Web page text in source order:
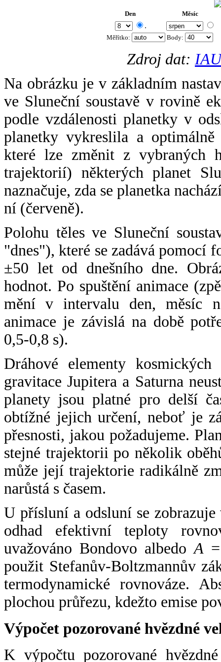
Den Měsíc
.
Měřítko: Body:
Zdroj dat:
Na obrázku je v základním
ve Sluneční soustavě v rovině
podle vzdálenosti planetky v
planetky vykreslila a
které lze změnit z vybraných
trajektorií) některých planet
naznačuje, zda se planetka
ní (červeně).
Polohu těles ve Sluneční
"dnes"), které se zadává pomocí
±50 let od dnešního dne.
hodnot. Po spuštění animace
mění v intervalu den, měsíc
animace je závislá na době
0,5-0,8 s).
Dráhové elementy
gravitace Jupitera a Saturna
planety jsou platné pro delší
obtížné jejich určení, neboť je
přesnosti, jakou požadujeme.
stejné trajektorii po několik
může její trajektorie radikálně
narůstá s časem.
U přísluní a odsluní se
odhad efektivní teploty
uvažováno Bondovo albedoA
použit Stefanův-Boltzmannův
termodynamické rovnováze.
plochou průřezu, kdežto emise
Výpočet pozorované hvězdné
K výpočtu pozorované